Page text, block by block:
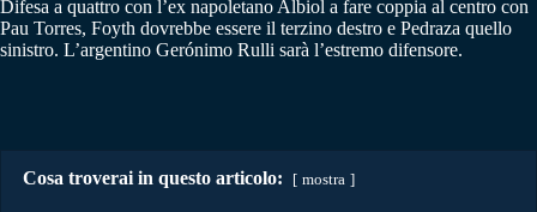
Difesa a quattro con l’ex napoletano Albiol a fare coppia al centro con
Pau Torres, Foyth dovrebbe essere il terzino destro e Pedraza quello
sinistro. L’argentino Gerónimo Rulli sarà l’estremo difensore.
Cosa troverai in questo articolo: mostra